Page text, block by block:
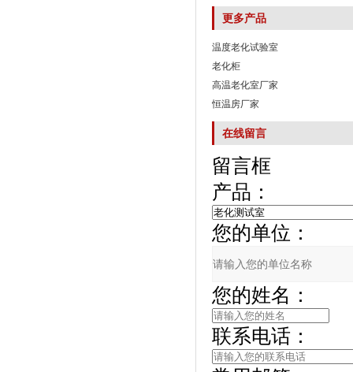
更多产品
温度老化试验室
老化柜
高温老化室厂家
恒温房厂家
在线留言
留言框
产品：
您的单位：
您的姓名：
联系电话：